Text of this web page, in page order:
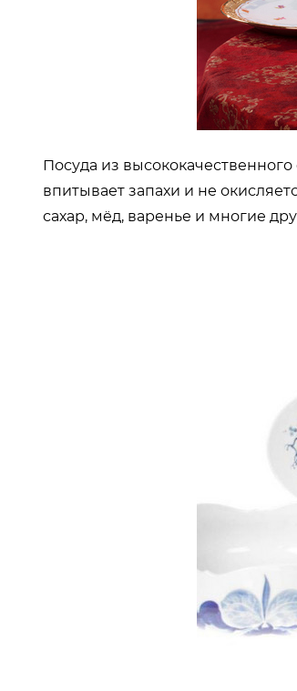
Посуда из
впитывает запахи и не
сахар, мёд, варенье и многие